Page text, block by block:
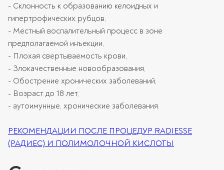
- Склонность к образованию келоидных и
гипертрофических рубцов,
- Местный воспалительный процесс в зоне
предполагаемой инъекции,
- Плохая свертываемость крови,
- Злокачественные новообразования,
- Обострение хронических заболеваний,
- Возраст до 18 лет,
- аутоимунные, хронические заболевания.
РЕКОМЕНДАЦИИ ПОСЛЕ ПРОЦЕДУР RADIESSE
(РАДИЕС) И ПОЛИМОЛОЧНОЙ КИСЛОТЫ